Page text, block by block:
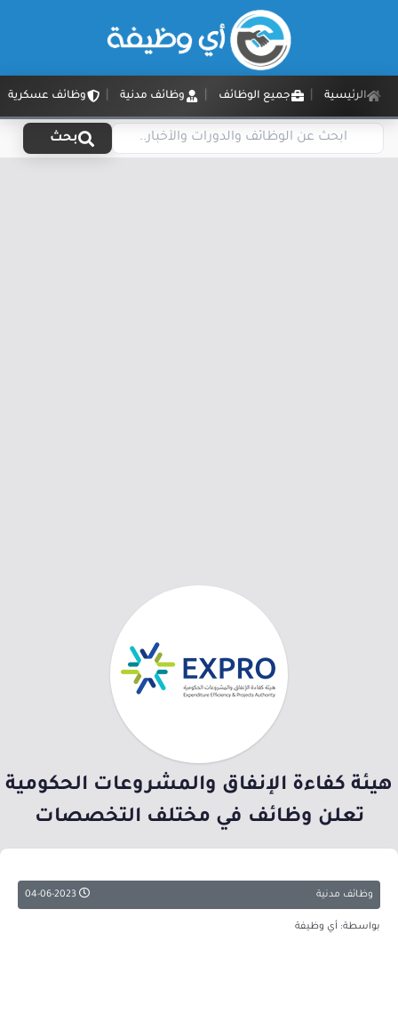
الرئيسية جميع الوظائف وظائف مدنية وظائف عسكرية
بحث
هيئة كفاءة الإنفاق والمشروعات الحكومية
تعلن وظائف في مختلف التخصصات
وظائف مدنية
بواسطة: أي وظيفة